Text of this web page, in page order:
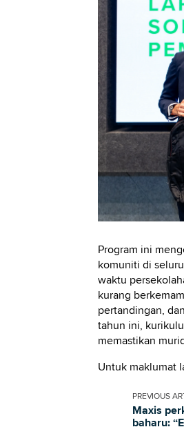
Program ini
komuniti di
waktu
kurang
pertandingan,
tahun ini,
memastikan
Untuk maklumat
PREVIOUS
Maxis
baharu: